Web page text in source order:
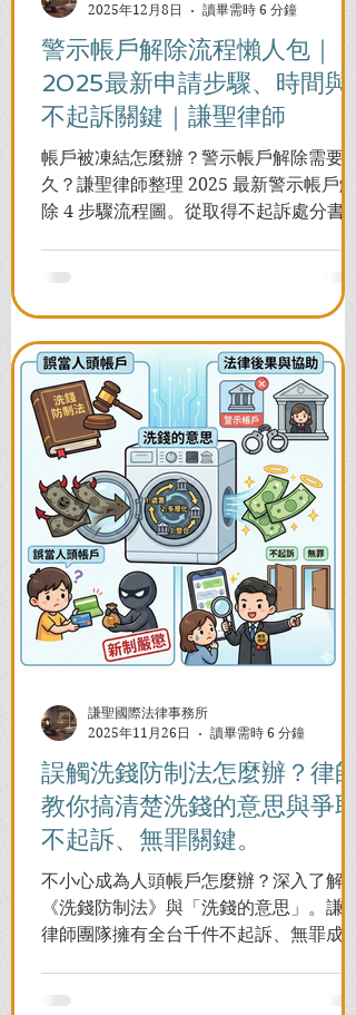
警示帳戶解除流程懶人包｜
2025最新申請步驟、時間與
不起訴關鍵｜謙聖律師
帳戶被凍結怎麼辦？警示帳戶解除需要多
久？謙聖律師整理 2025 最新警示帳戶解
除 4 步驟流程圖。從取得不起訴處分書到
2025年12月8日
讀畢需時 6 分鐘
誤觸洗錢防制法怎麼辦？律師
教你搞清楚洗錢的意思與爭取
不起訴、無罪關鍵。
不小心成為人頭帳戶怎麼辦？深入了解
《洗錢防制法》與「洗錢的意思」。謙聖
律師團隊擁有全台千件不起訴、無罪成功
謙聖國際法律事務所
2025年11月26日
讀畢需時 6 分鐘